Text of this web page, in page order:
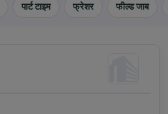
पार्ट टाइम फ्रेशर फील्ड जाब